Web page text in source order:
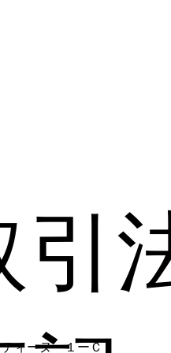
ティーヌ １ーＣ
引